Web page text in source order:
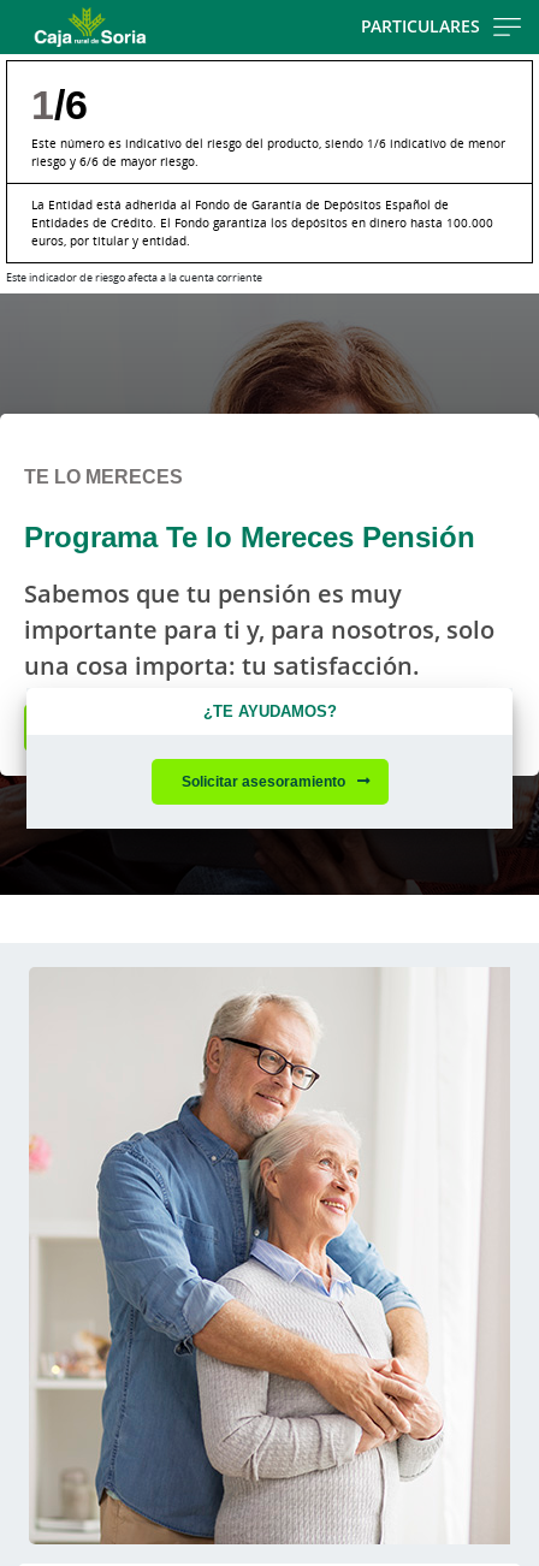
PARTICULARES
1/6
Este número es indicativo del riesgo del producto, siendo 1/6 indicativo de menor
riesgo y 6/6 de mayor riesgo.
La Entidad está adherida al Fondo de Garantía de Depósitos Español de
Entidades de Crédito. El Fondo garantiza los depósitos en dinero hasta 100.000
euros, por titular y entidad.
Este indicador de riesgo afecta a la cuenta corriente
TE LO MERECES
Programa Te lo Mereces Pensión
Sabemos que tu pensión es muy
importante para ti y, para nosotros, solo
una cosa importa: tu satisfacción.
Solicitar más información
¿TE AYUDAMOS?
Solicitar asesoramiento